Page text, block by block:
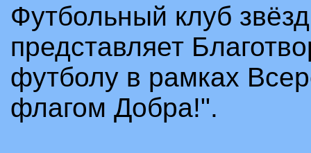
Футбольный клуб
представляет
футболу в рамках
флагом Добра!".